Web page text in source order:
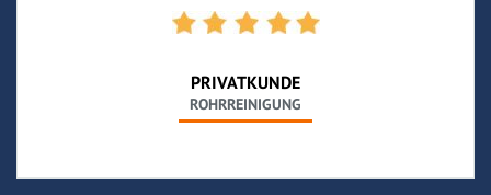
PRIVATKUNDE
ROHRREINIGUNG